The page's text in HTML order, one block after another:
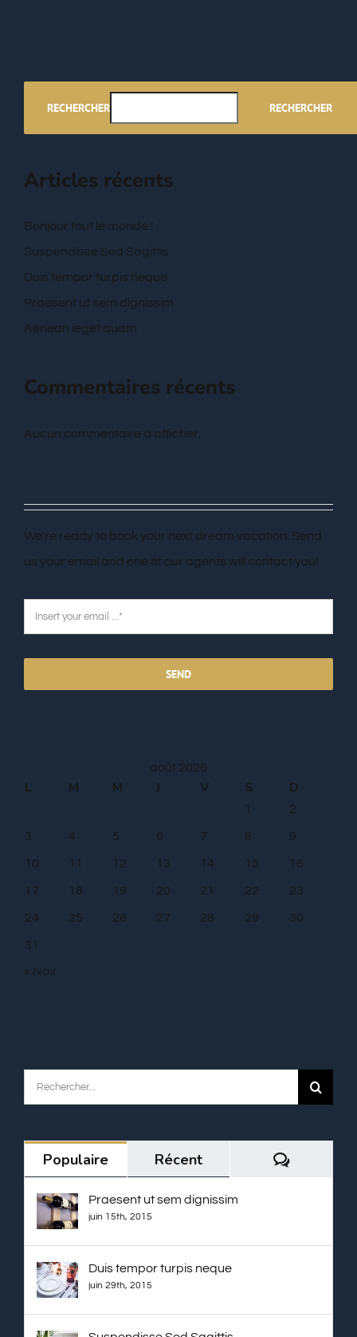
RECHERCHER RECHERCHER
Articles récents
Bonjour tout le monde !
Suspendisse Sed Sagittis
Duis tempor turpis neque
Praesent ut sem dignissim
Aenean ieget quam
Commentaires récents
Aucun commentaire à afficher.
We're ready to book your next dream vacation. Send
us your email and one of our agents will contact you!
SEND
août 2026
L M M J V S D
1 2
3 4 5 6 7 8 9
10 11 12 13 14 15 16
17 18 19 20 21 22 23
24 25 26 27 28 29 30
31
« Nov
Populaire Récent